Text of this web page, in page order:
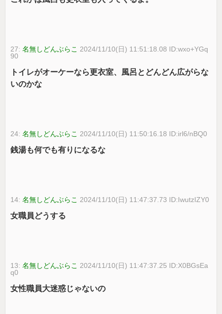
27:名無しどんぶらこ 2024/11/10(日) 11:51:18.08 ID:wxo+YGq
90
トイレがオーケーなら更衣室、風呂とどんどん広がらな
いのかな
24:名無しどんぶらこ 2024/11/10(日) 11:50:16.18 ID:irl6/nBQ0
銭湯も何でも有りになるな
14:名無しどんぶらこ 2024/11/10(日) 11:47:37.73 ID:IwutzIZY0
女職員どうする
13:名無しどんぶらこ 2024/11/10(日) 11:47:37.25 ID:X0BGsEa
q0
女性職員大迷惑じゃないの